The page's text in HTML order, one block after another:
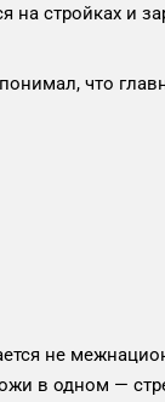
на стройках и
что
не
в одном —